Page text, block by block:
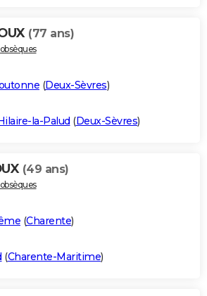
(77 ans)
(Deux-Sèvres)
la-Palud (Deux-Sèvres)
(49 ans)
(Charente)
(Charente-Maritime)